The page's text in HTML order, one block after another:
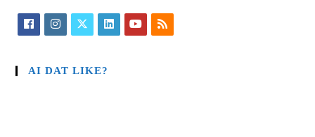
AI DAT LIKE?